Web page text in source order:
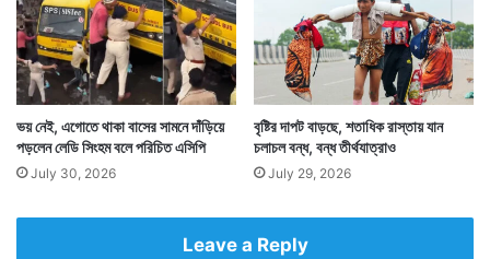
ভয় নেই, এগোতে থাকা বাসের সামনে দাঁড়িয়ে
পড়লেন লেডি সিংহম বলে পরিচিত এসিপি
July 30, 2026
বৃষ্টির দাপট বাড়ছে, শতাধিক রাস্তায় যান
চলাচল বন্ধ, বন্ধ তীর্থযাত্রাও
July 29, 2026
Leave a Reply